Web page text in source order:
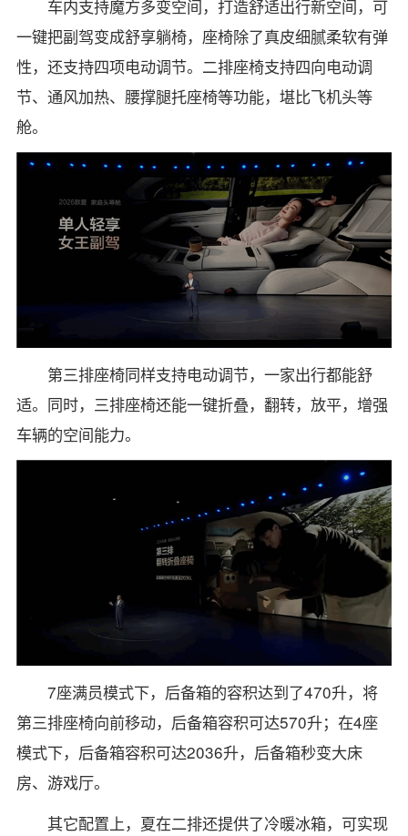
车内支持魔方多变空间，打造舒适出行新空间，可
一键把副驾变成舒享躺椅，座椅除了真皮细腻柔软有弹
性，还支持四项电动调节。二排座椅支持四向电动调
节、通风加热、腰撑腿托座椅等功能，堪比飞机头等
舱。
第三排座椅同样支持电动调节，一家出行都能舒
适。同时，三排座椅还能一键折叠，翻转，放平，增强
车辆的空间能力。
7座满员模式下，后备箱的容积达到了470升，将
第三排座椅向前移动，后备箱容积可达570升；在4座
模式下，后备箱容积可达2036升，后备箱秒变大床
房、游戏厅。
其它配置上，夏在二排还提供了冷暖冰箱，可实现